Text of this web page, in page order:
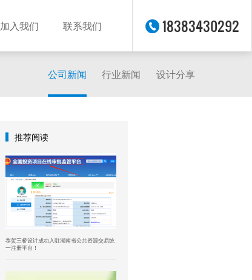
加入我们 联系我们 18383430292
公司新闻 行业新闻 设计分享
推荐阅读
恭贺三桥设计成功入驻湖南省公共资源交易统
一注册平台！